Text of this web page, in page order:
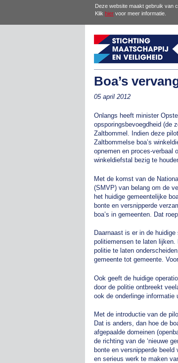
Deze website maakt gebruik van
Klik hier voor meer informatie.
Boa’s
05 april 2012
Onlangs heeft minister
opsporingsbevoegdheid (de
Zaltbommel. Indien deze
Zaltbommelse boa’s
opnemen en proces-verbaal
winkeldiefstal bezig te
Met de komst van de
(SMVP) van belang om de
het huidige gemeentelijke
bonte en versnipperde
boa’s in gemeenten. Dat
Daarnaast is er in de
politiemensen te laten
politie te laten
gemeente tot gemeente.
Ook geeft de huidige
door de politie ontbreekt
ook de onderlinge informatie
Met de introductie van de
Dat is anders, dan hoe de
afgepaalde domeinen
de richting van de ‘nieuwe
bonte en versnipperde
en serieus werk te maken